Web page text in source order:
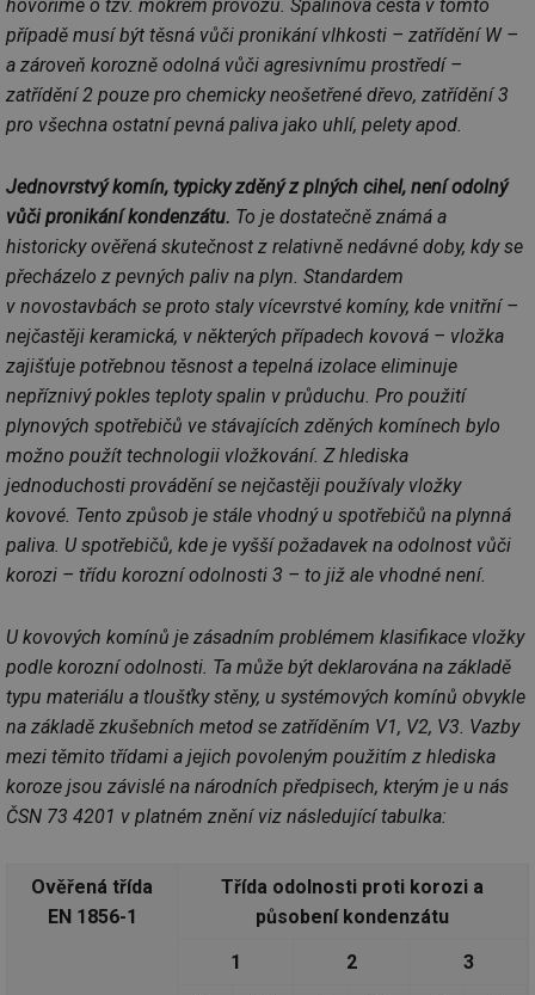
hovoříme o tzv. mokrém provozu. Spalinová cesta v tomto
případě musí být těsná vůči pronikání vlhkosti – zatřídění W –
a zároveň korozně odolná vůči agresivnímu prostředí –
zatřídění 2 pouze pro chemicky neošetřené dřevo, zatřídění 3
pro všechna ostatní pevná paliva jako uhlí, pelety apod.
Jednovrstvý komín, typicky zděný z plných cihel, není odolný
vůči pronikání kondenzátu. To je dostatečně známá a
historicky ověřená skutečnost z relativně nedávné doby, kdy se
přecházelo z pevných paliv na plyn. Standardem
v novostavbách se proto staly vícevrstvé komíny, kde vnitřní –
nejčastěji keramická, v některých případech kovová – vložka
zajišťuje potřebnou těsnost a tepelná izolace eliminuje
nepříznivý pokles teploty spalin v průduchu. Pro použití
plynových spotřebičů ve stávajících zděných komínech bylo
možno použít technologii vložkování. Z hlediska
jednoduchosti provádění se nejčastěji používaly vložky
kovové. Tento způsob je stále vhodný u spotřebičů na plynná
paliva. U spotřebičů, kde je vyšší požadavek na odolnost vůči
korozi – třídu korozní odolnosti 3 – to již ale vhodné není.
U kovových komínů je zásadním problémem klasifikace vložky
podle korozní odolnosti. Ta může být deklarována na základě
typu materiálu a tloušťky stěny, u systémových komínů obvykle
na základě zkušebních metod se zatříděním V1, V2, V3. Vazby
mezi těmito třídami a jejich povoleným použitím z hlediska
koroze jsou závislé na národních předpisech, kterým je u nás
ČSN 73 4201 v platném znění viz následující tabulka:
Ověřená třída
EN 1856-1
Třída odolnosti proti korozi a
působení kondenzátu
1
2
3